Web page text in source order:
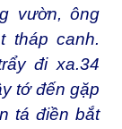
vườn, ông
tháp canh.
đi xa.34
tớ đến gặp
tá điền bắt